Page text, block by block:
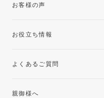
お客様の声
お役立ち情報
よくあるご質問
親御様へ